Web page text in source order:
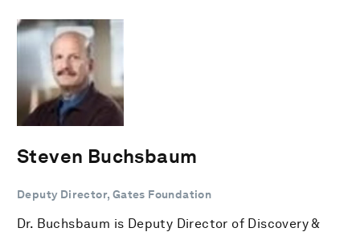
Steven Buchsbaum
Deputy Director, Gates Foundation
Dr. Buchsbaum is Deputy Director of Discovery &